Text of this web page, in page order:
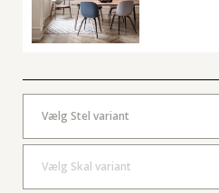
Vælg Stel variant
Vælg Skal variant